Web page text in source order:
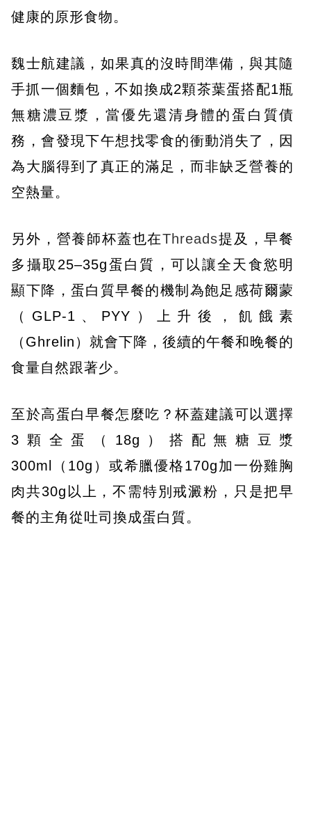
健康的原形食物。
魏士航建議，如果真的沒時間準備，與其隨
手抓一個麵包，不如換成2顆茶葉蛋搭配1瓶
無糖濃豆漿，當優先還清身體的蛋白質債
務，會發現下午想找零食的衝動消失了，因
為大腦得到了真正的滿足，而非缺乏營養的
空熱量。
另外，營養師杯蓋也在Threads提及，早餐
多攝取25–35g蛋白質，可以讓全天食慾明
顯下降，蛋白質早餐的機制為飽足感荷爾蒙
（GLP-1、PYY）上升後，飢餓素
（Ghrelin）就會下降，後續的午餐和晚餐的
食量自然跟著少。
至於高蛋白早餐怎麼吃？杯蓋建議可以選擇
3顆全蛋（18g）搭配無糖豆漿
300ml（10g）或希臘優格170g加一份雞胸
肉共30g以上，不需特別戒澱粉，只是把早
餐的主角從吐司換成蛋白質。